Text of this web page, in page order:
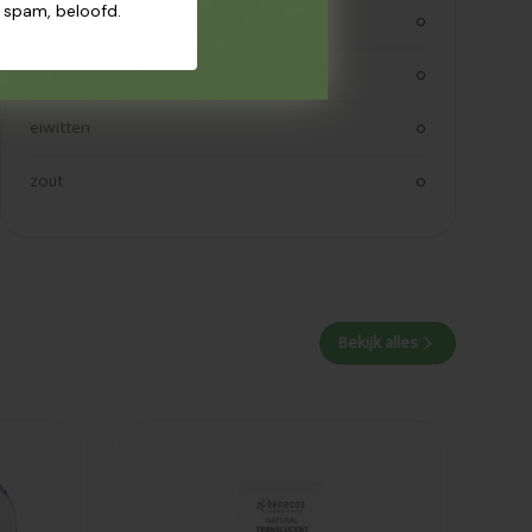
koolhydraaten suiker 0
vezels 0
eiwitten 0
zout 0
Bekijk alles
Compact blush
beloofd.